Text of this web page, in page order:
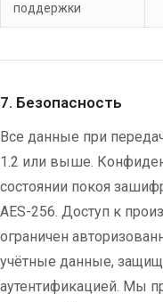
поддержки
7. Безопасность
Все данные при
1.2 или выше.
состоянии покоя
AES-256. Доступ к
ограничен
учётные данные,
аутентификацией. Мы